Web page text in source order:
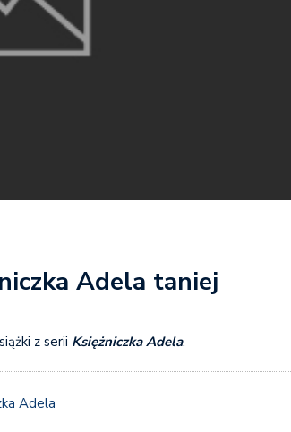
Adela taniej
z serii Księżniczka Adela.